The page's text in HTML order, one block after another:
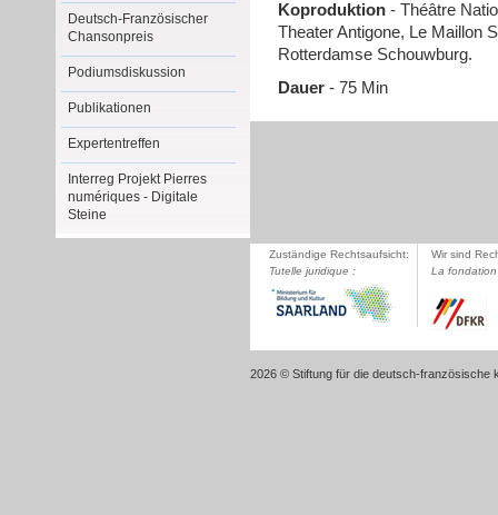
Deutsch-Französischer
Chansonpreis
Podiumsdiskussion
Publikationen
Expertentreffen
Interreg Projekt Pierres
numériques - Digitale
Steine
Koproduktion - Théâtre
Theater Antigone, Le Maillon
Rotterdamse Schouwburg.
Dauer - 75 Min
Zuständige Rechtsaufsicht:
Tutelle juridique :
Wir sind
La
2026 © Stiftung für die deutsch-französische